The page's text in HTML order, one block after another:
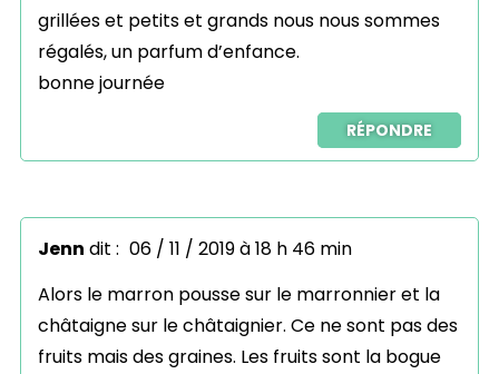
grillées et petits et grands nous nous sommes
régalés, un parfum d’enfance.
bonne journée
RÉPONDRE
Jenn dit : 06 / 11 / 2019 à 18 h 46 min
Alors le marron pousse sur le marronnier et la
châtaigne sur le châtaignier. Ce ne sont pas des
fruits mais des graines. Les fruits sont la bogue